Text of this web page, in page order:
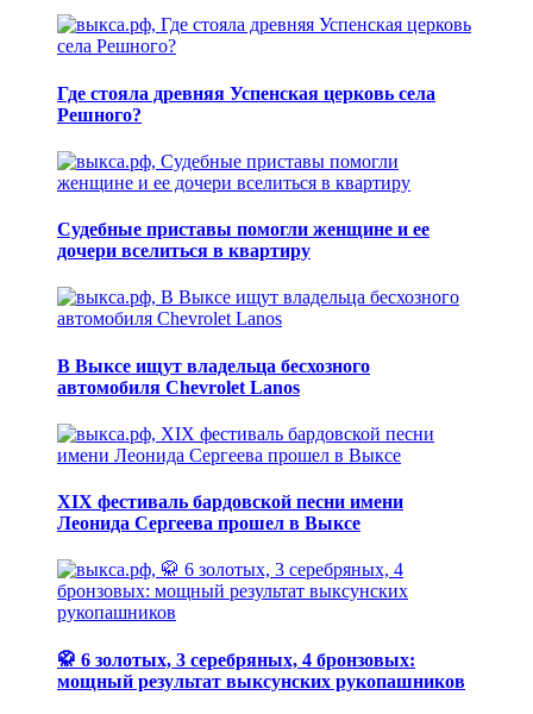
Где стояла древняя Успенская церковь села
Решного?
Судебные приставы помогли женщине и ее
дочери вселиться в квартиру
В Выксе ищут владельца бесхозного
автомобиля Chevrolet Lanos
XIX фестиваль бардовской песни имени
Леонида Сергеева прошел в Выксе
🥋 6 золотых, 3 серебряных, 4 бронзовых:
мощный результат выксунских рукопашников